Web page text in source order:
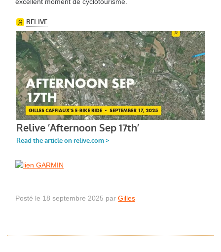
Posté le 18 septembre 2025 par Gilles